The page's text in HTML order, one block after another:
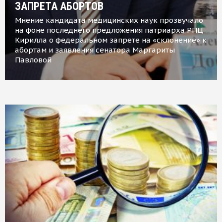
ЗАПРЕТА АБОРТОВ
Мнение кандидата медицинских наук прозвучало
на фоне последнего предложения патриарха РПЦ
Кирилла о федеральном запрете на «склонение» к
абортам и заявления сенатора Маргариты
Павловой